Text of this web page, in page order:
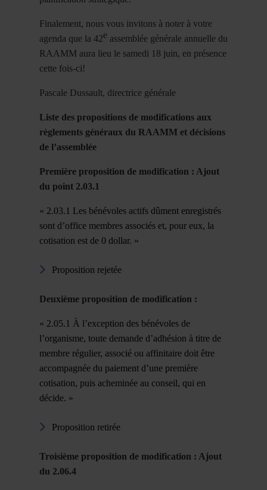
Finalement, nous vous invitons à noter à votre
agenda que la 42e assemblée générale annuelle du
RAAMM aura lieu le samedi 18 juin, en présence
cette fois-ci!
Pascale Dussault, directrice générale
Liste des propositions de modifications aux
règlements généraux du RAAMM et décisions
de l’assemblée
Première proposition de modification : Ajout
du point 2.03.1
« 2.03.1 Les bénévoles actifs dûment enregistrés
sont d’office membres associés et, pour eux, la
cotisation est de 0 dollar. »
Proposition rejetée
Deuxième proposition de modification :
« 2.05.1 À l’exception des bénévoles de
l’organisme, toute demande d’adhésion à titre de
membre régulier, associé ou affinitaire doit être
accompagnée du paiement d’une première
cotisation, puis acheminée au conseil, qui en
décide. »
Proposition retirée
Troisième proposition de modification : Ajout
du 2.06.4